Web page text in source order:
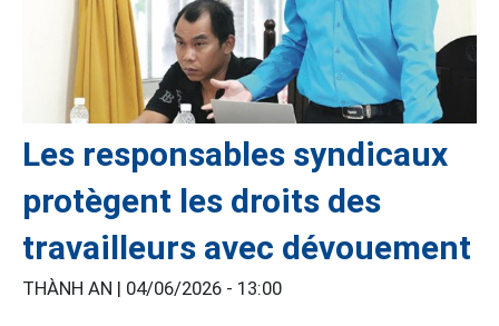
Les responsables syndicaux
protègent les droits des
travailleurs avec dévouement
THÀNH AN | 04/06/2026 - 13:00